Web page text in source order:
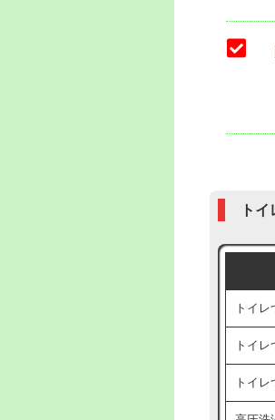
ト
トイレ
トイレ
トイレ